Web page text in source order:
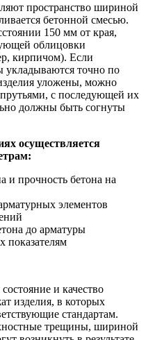
пространство шириной
бетонной смесью.
150 мм от края,
облицовки
кирпичом). Если
укладываются точно по
уложены, можно
с последующей их
должны быть согнуты
осуществляется
и прочность бетона на
элементов
до арматуры
показателям
и качество
изделия, в которых
стандартам.
трещины, шириной